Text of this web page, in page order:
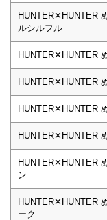
HUNTER✕HUNTER
ルシルフル
HUNTER✕HUNTER
HUNTER✕HUNTER
HUNTER✕HUNTER
HUNTER✕HUNTER
HUNTER✕HUNTER
ン
HUNTER✕HUNTER
ーク